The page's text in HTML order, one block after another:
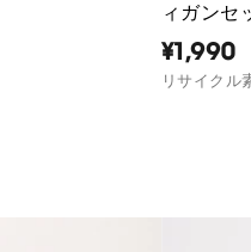
ィガンセ
¥1,990
リサイクル